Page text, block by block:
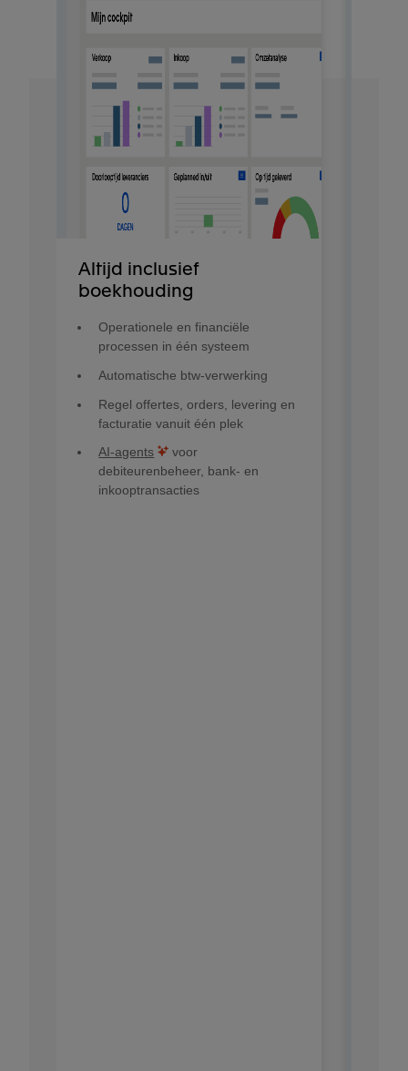
Altijd inclusief
boekhouding
Operationele en financiële
processen in één systeem
Automatische btw-verwerking
Regel offertes, orders, levering en
facturatie vanuit één plek
AI-agents
voor
debiteurenbeheer, bank- en
inkooptransacties